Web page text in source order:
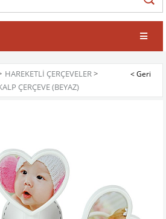
HAREKETLI ÇERÇEVELER>
ÇERÇEVE (BEYAZ)